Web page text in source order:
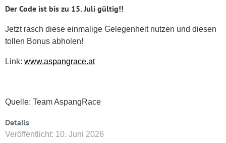
Der Code ist bis zu 15. Juli gültig!!
Jetzt rasch diese einmalige Gelegenheit nutzen und diesen
tollen Bonus abholen!
Link: www.aspangrace.at
Quelle: Team AspangRace
Details
Veröffentlicht: 10. Juni 2026